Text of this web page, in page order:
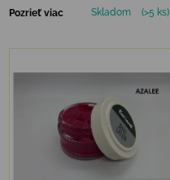
Pozrieť viac Skladom (>5 ks)